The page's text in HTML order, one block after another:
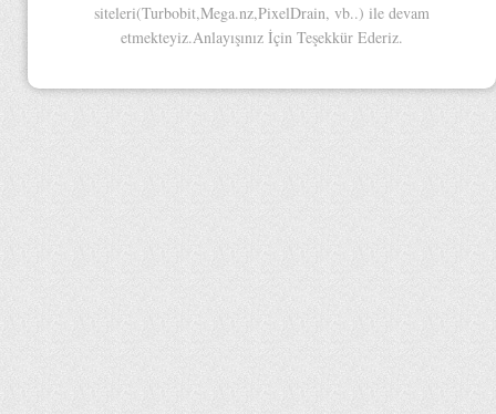
siteleri(Turbobit,Mega.nz,PixelDrain, vb..) ile devam
etmekteyiz.Anlayışınız İçin Teşekkür Ederiz.